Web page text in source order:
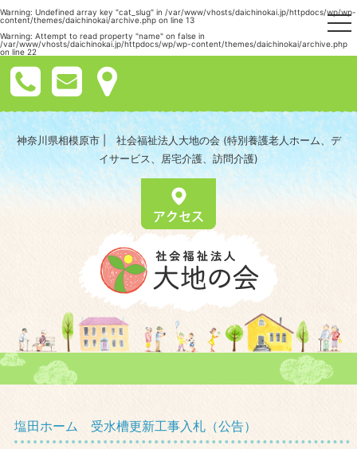
Warning: Undefined array key "cat_slug" in /var/www/vhosts/daichinokai.jp/httpdocs/wp/wp-
content/themes/daichinokai/archive.php on line 13
Warning: Attempt to read property "name" on false in
/var/www/vhosts/daichinokai.jp/httpdocs/wp/wp-content/themes/daichinokai/archive.php
on line 22
神奈川県相模原市 | 社会福祉法人大地の会 (特別養護老人ホーム、デ
イサービス、居宅介護、訪問介護)
塩田ホーム 受水槽更新工事入札（公告）